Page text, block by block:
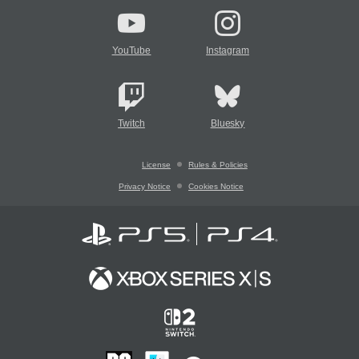
YouTube Instagram
Twitch Bluesky
License Rules & Policies
Privacy Notice Cookies Notice